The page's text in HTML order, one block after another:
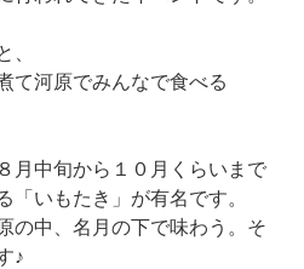
、
て河原でみんなで食べる
月中旬から１０月くらいまで
「いもたき」が有名です。
の中、名月の下で味わう。そ
♪